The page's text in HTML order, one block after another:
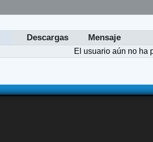
Descargas Mensaje
El usuario aún no ha